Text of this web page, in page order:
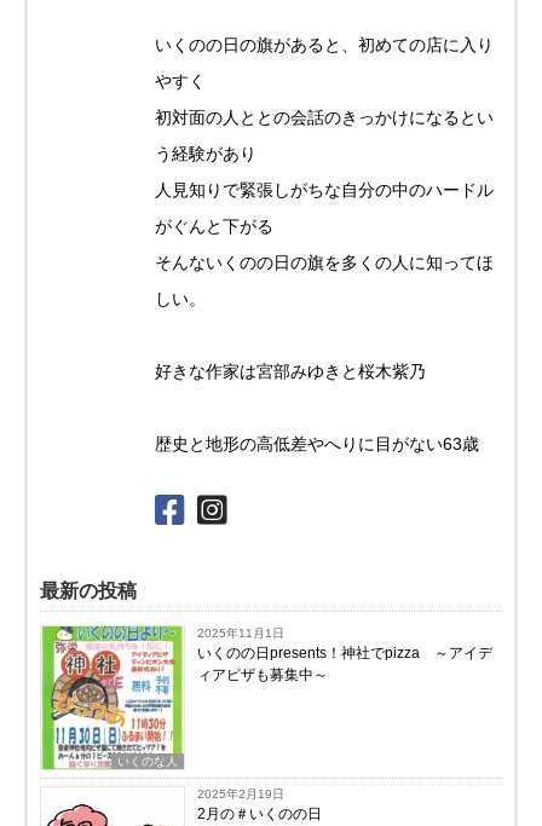
いくのの日の旗があると、初めての店に入り
やすく
初対面の人ととの会話のきっかけになるとい
う経験があり
人見知りで緊張しがちな自分の中のハードル
がぐんと下がる
そんないくのの日の旗を多くの人に知ってほ
しい。
好きな作家は宮部みゆきと桜木紫乃
歴史と地形の高低差やへりに目がない63歳
最新の投稿
いくのな人
2025年11月1日
いくのの日presents！神社でpizza ～アイデ
ィアピザも募集中～
2025年2月19日
2月の＃いくのの日